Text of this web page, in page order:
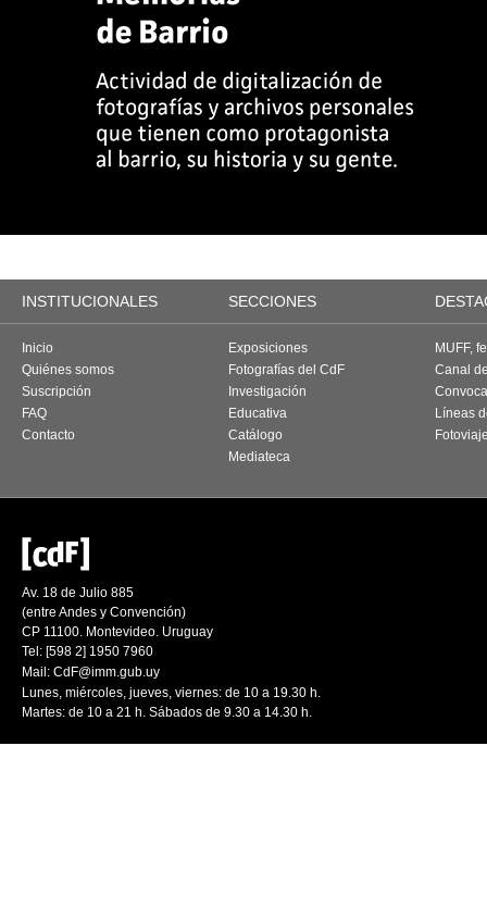
INSTITUCIONALES SECCIONES
Inicio
Quiénes somos
Suscripción
FAQ
Contacto
Exposiciones
Fotografías del CdF
Investigación
Educativa
Catálogo
Mediateca
MUFF,
Canal
Líneas
Av. 18 de Julio 885
(entre Andes y Convención)
CP 11100. Montevideo. Uruguay
Tel: [598 2] 1950 7960
Mail: CdF@imm.gub.uy
Lunes, miércoles, jueves, viernes: de 10 a 19.30 h.
Martes: de 10 a 21 h. Sábados de 9.30 a 14.30 h.